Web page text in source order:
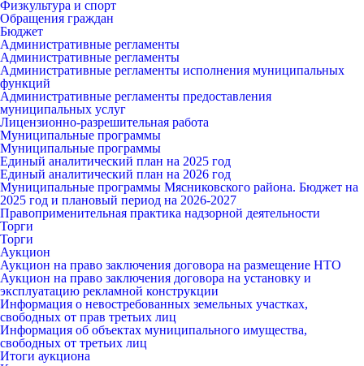
Физкультура и спорт
Обращения граждан
Бюджет
Административные регламенты
Административные регламенты
Административные регламенты исполнения муниципальных
функций
Административные регламенты предоставления
муниципальных услуг
Лицензионно-разрешительная работа
Муниципальные программы
Муниципальные программы
Единый аналитический план на 2025 год
Единый аналитический план на 2026 год
Муниципальные программы Мясниковского района. Бюджет на
2025 год и плановый период на 2026-2027
Правоприменительная практика надзорной деятельности
Торги
Торги
Аукцион
Аукцион на право заключения договора на размещение НТО
Аукцион на право заключения договора на установку и
эксплуатацию рекламной конструкции
Информация о невостребованных земельных участках,
свободных от прав третьих лиц
Информация об объектах муниципального имущества,
свободных от третьих лиц
Итоги аукциона